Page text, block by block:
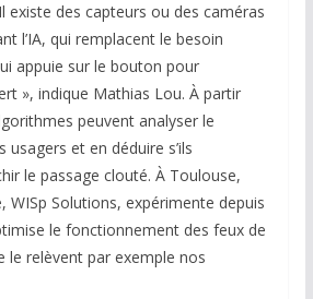
existe des capteurs ou des caméras
l’IA, qui remplacent le besoin
appuie sur le bouton pour
», indique Mathias Lou. À partir
peuvent analyser le
et en déduire s’ils
le passage clouté. À Toulouse,
WISp Solutions, expérimente depuis
le fonctionnement des feux de
le relèvent par exemple nos